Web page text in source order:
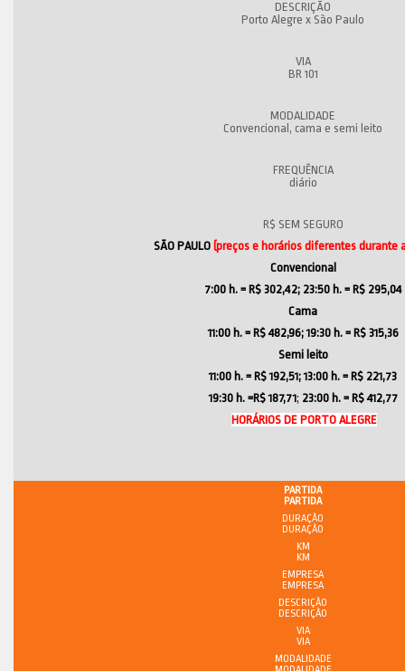
Porto Alegre x São Paulo
BR 101
Convencional, cama e semi leito
diário
SÃO PAULO(preços e horários diferentes durante
Convencional
7:00 h. = R$ 302,42; 23:50 h. = R$ 295,04
Cama
11:00 h. = R$ 482,96; 19:30 h. = R$ 315,36
Semi leito
11:00 h. = R$ 192,51; 13:00 h. = R$ 221,73
19:30 h. =R$ 187,71; 23:00 h. = R$ 412,77
HORÁRIOS DE PORTO ALEGRE
PARTIDA
DURAÇÃO
KM
EMPRESA
DESCRIÇÃO
VIA